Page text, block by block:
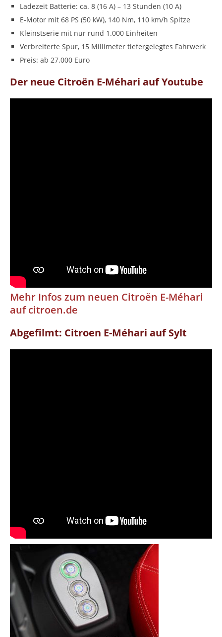
Ladezeit Batterie: ca. 8 (16 A) – 13 Stunden (10 A)
E-Motor mit 68 PS (50 kW), 140 Nm, 110 km/h Spitze
Kleinstserie mit nur rund 1.000 Einheiten
Verbreiterte Spur, 15 Millimeter tiefergelegtes Fahrwerk
Preis: ab 27.000 Euro
Der neue Citroën E-Méhari auf Youtube
Mehr Infos zum neuen Citroën E-Méhari
auf citroen.de
Abgefilmt: Citroen E-Méhari auf Sylt